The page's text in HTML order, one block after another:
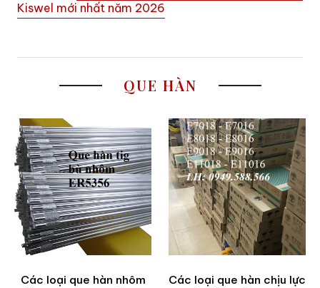
Kiswel mới nhất năm 2026
QUE HÀN
Các loại que hàn nhôm
Các loại que hàn chịu lực